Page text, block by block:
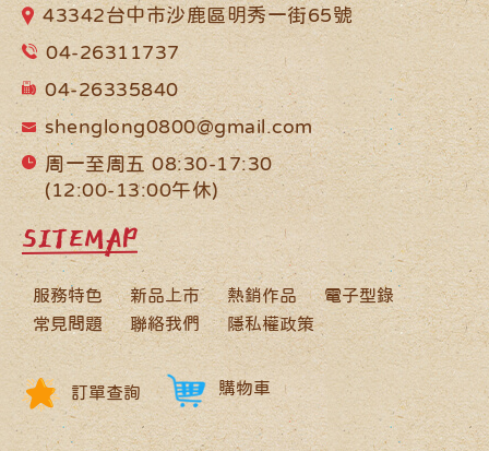
43342台中市沙鹿區明秀一街65號
04-26311737
04-26335840
shenglong0800@gmail.com
周一至周五 08:30-17:30
(12:00-13:00午休)
SITEMAP
服務特色 新品上市 熱銷作品
電子型錄
常見問題
聯絡我們 隱私權政策
訂單查詢 購物車